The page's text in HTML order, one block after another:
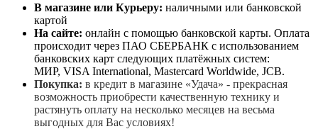
В магазине или Курьеру: наличными или банковской
картой
На сайте: онлайн с помощью банковской карты. Оплата
происходит через ПАО СБЕРБАНК с использованием
банковских карт следующих платёжных систем:
МИР, VISA International, Mastercard Worldwide, JCB.
Покупка: в кредит в магазине «Удача» - прекрасная
возможность приобрести качественную технику и
растянуть оплату на несколько месяцев на весьма
выгодных для Вас условиях!